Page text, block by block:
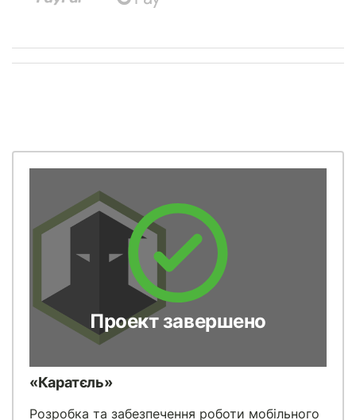
Проект завершено
«Каратєль»
Розробка та забезпечення роботи мобільного